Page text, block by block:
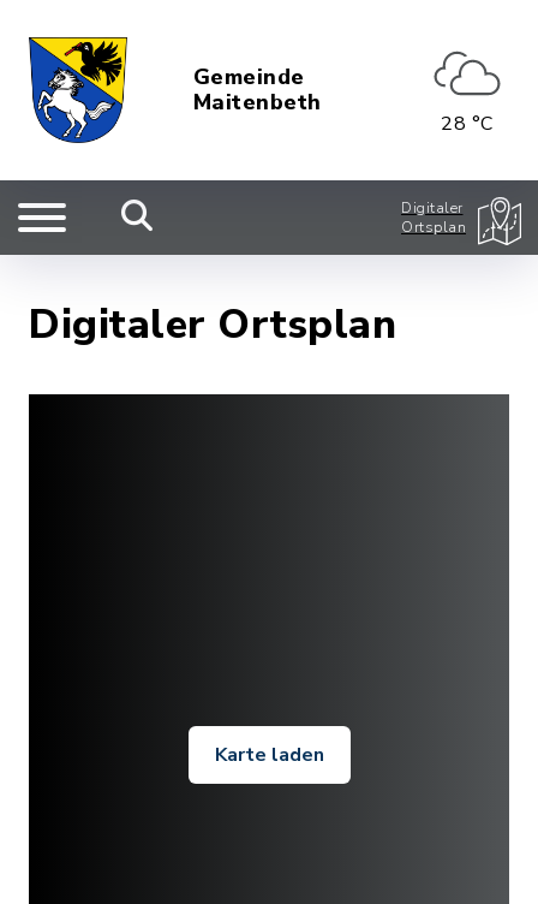
Gemeinde
Maitenbeth
28 °C
Digitaler
Ortsplan
Digitaler Ortsplan
Karte laden